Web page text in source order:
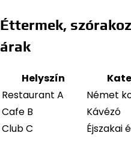
Éttermek,
árak
Helyszín
Restaurant A
Német
Cafe B
Kávézó
Club C
Éjszakai